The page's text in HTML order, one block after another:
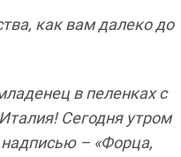
как вам далеко до
в пеленках с
Сегодня утром
надписью – «Форца,